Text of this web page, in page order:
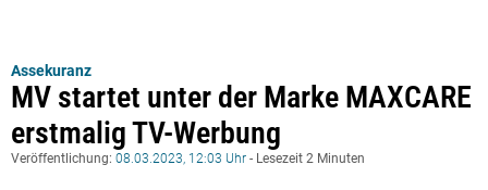
Assekuranz
MV startet unter der Marke MAXCARE
erstmalig TV-Werbung
Veröffentlichung: 08.03.2023, 12:03 Uhr - Lesezeit 2 Minuten